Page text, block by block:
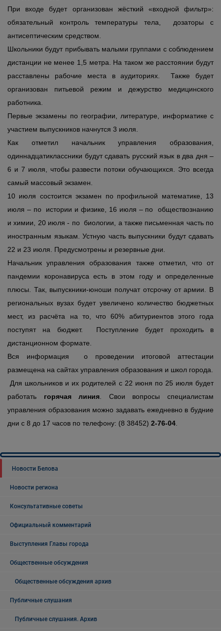
При входе будет организован жёсткий «входной фильтр»:
обязательный контроль температуры тела, дозаторы с
антисептическим средством.
Школьники будут прибывать малыми группами с соблюдением
дистанции не менее 1,5 метра. На таком же расстоянии будут
расставлены рабочие места в аудиториях. Также будет
организован питьевой режим и дежурство медицинского
работника.
Первые экзамены по географии, литературе, информатике с
участием выпускников начнутся 3 июля.
Как отметил начальник управления образования,
одиннадцатиклассники будут сдавать русский язык в два дня –
6 и 7 июля, чтобы развести потоки обучающихся. Это всегда
самый массовый экзамен.
10 июля состоится экзамен по профильной математике, 13
июля – по истории и физике, 16 июля – по обществознанию
и химии, 20 июля - по биологии, а также письменная часть по
иностранным языкам. Устную часть выпускники будут сдавать
22 и 23 июля. Предусмотрены и резервные дни.
Начальник управления образования также отметил, что от
пандемии коронавируса есть в этом году и определенные
плюсы. Так, выпускники-юноши получат отсрочку от армии. В
региональных вузах будет увеличено количество бюджетных
мест, из расчёта на то, что 60% абитуриентов этого года
поступят на бюджет. Поступление будет проходить в
дистанционном формате.
Вся информация о проведении итоговой аттестации
размещена на сайтах управления образования и школ города.
Для школьников и их родителей с 22 июня по 25 июля будет
работать горячая линия . Свои вопросы специалистам
управления образования можно задавать ежедневно в будние
дни с 8 до 17 часов по телефону: (8 38452) 2-76-04
Новости Белова
Новости региона
Консультативные советы
Официальный комментарий
Выступления Главы города
Общественные обсуждения
Общественные обсуждения архив
Публичные слушания
Публичные слушания. Архив